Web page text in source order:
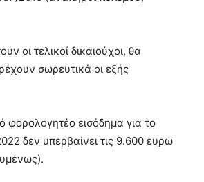
οι τελικοί δικαιούχοι, θα
σωρευτικά οι εξής
φορολογητέο εισόδημα για το
δεν υπερβαίνει τις 9.600 ευρώ